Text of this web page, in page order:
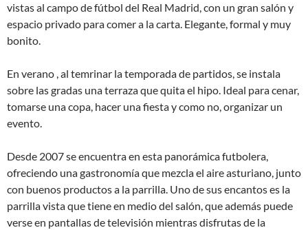
vistas al campo de fútbol del Real Madrid, con un gran salón y
espacio privado para comer a la carta. Elegante, formal y muy
bonito.
En verano , al temrinar la temporada de partidos, se instala
sobre las gradas una terraza que quita el hipo. Ideal para cenar,
tomarse una copa, hacer una fiesta y como no, organizar un
evento.
Desde 2007 se encuentra en esta panorámica futbolera,
ofreciendo una gastronomía que mezcla el aire asturiano, junto
con buenos productos a la parrilla. Uno de sus encantos es la
parrilla vista que tiene en medio del salón, que además puede
verse en pantallas de televisión mientras disfrutas de la